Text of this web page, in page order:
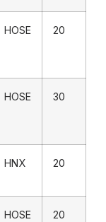
HOSE 20
HOSE 30
HNX 20
HOSE 20